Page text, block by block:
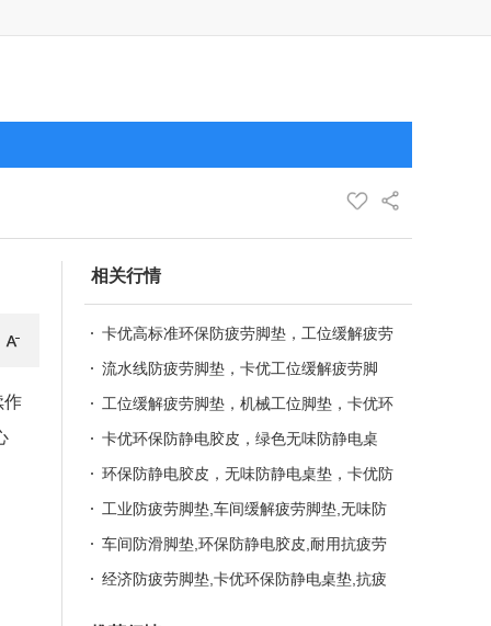
作
相关行情
卡优高标准环保防疲劳脚垫，工位缓解疲劳
地垫，导电胶板 防静电标准胶板，2mm绿
色环保防静电胶板
流水线防疲劳脚垫，卡优工位缓解疲劳脚
垫，绿色防静电桌垫 机器人装配车间缓解
疲劳脚垫，绿色防疲劳地垫
工位缓解疲劳脚垫，机械工位脚垫，卡优环
保防静电桌垫 配电房地面防静电胶垫，防
滑防静电脚垫
卡优环保防静电胶皮，绿色无味防静电桌
垫，抗疲劳脚垫 无味防静电桌垫，环保防
静电胶，缓解疲劳脚垫
环保防静电胶皮，无味防静电桌垫，卡优防
疲劳脚垫工厂 卡优环保防静电桌垫，缓解
疲劳地垫
工业防疲劳脚垫,车间缓解疲劳脚垫,无味防
静电胶板 员工缓解疲劳脚垫,五金防疲劳脚
垫
车间防滑脚垫,环保防静电胶皮,耐用抗疲劳
地垫厂 环保防静电台垫,无味防静电胶皮
经济防疲劳脚垫,卡优环保防静电桌垫,抗疲